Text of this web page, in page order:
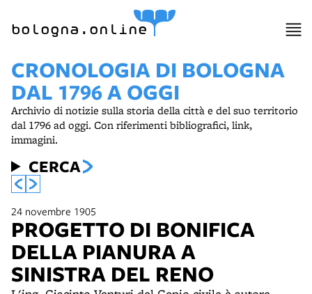
bologna.online
CRONOLOGIA DI BOLOGNA
DAL 1796 A OGGI
Archivio di notizie sulla storia della città e del suo territorio
dal 1796 ad oggi. Con riferimenti bibliografici, link,
immagini.
CERCA
24 novembre 1905
PROGETTO DI BONIFICA
DELLA PIANURA A
SINISTRA DEL RENO